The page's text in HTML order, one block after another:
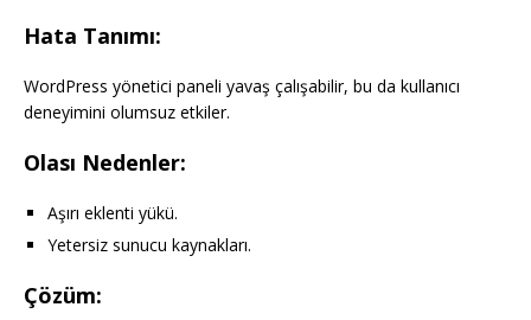
Hata Tanımı:
WordPress yönetici paneli yavaş çalışabilir, bu da kullanıcı
deneyimini olumsuz etkiler.
Olası Nedenler:
Aşırı eklenti yükü.
Yetersiz sunucu kaynakları.
Çözüm: